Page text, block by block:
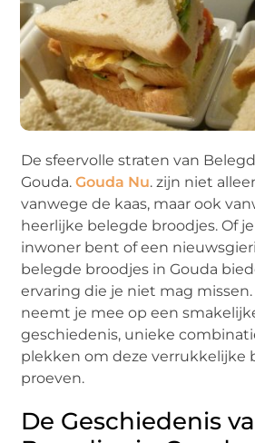
De sfeervolle straten van
Gouda.Gouda Nu. zijn niet
vanwege de kaas, maar ook
heerlijke belegde broodjes. Of
inwoner bent of een
belegde broodjes in Gouda
ervaring die je niet mag
neemt je mee op een
geschiedenis, unieke
plekken om deze verrukkelijke
proeven.
De Geschiedenis